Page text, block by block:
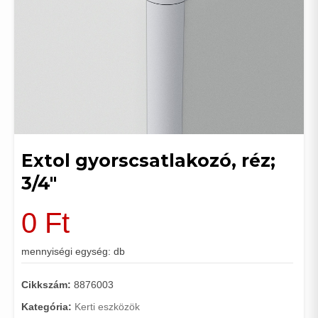
Extol gyorscsatlakozó, réz;
3/4"
0 Ft
mennyiségi egység: db
Cikkszám: 8876003
Kategória: Kerti eszközök